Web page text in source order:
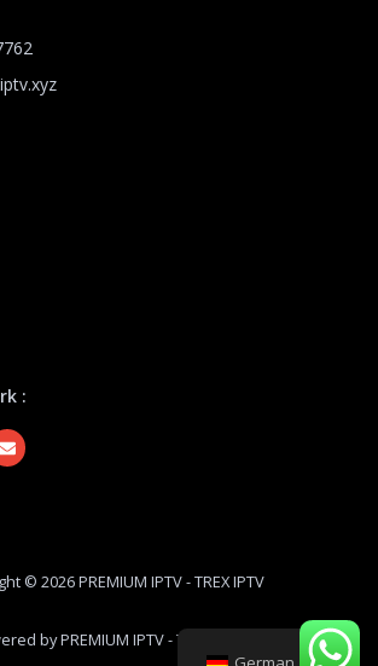
:
E
n
v
© 2026 PREMIUM IPTV - TREX IPTV
by PREMIUM IPTV - TREX IPTV